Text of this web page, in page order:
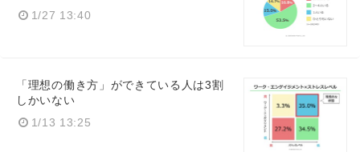
1/27 13:40
「理想の働き方」ができている人は3割
しかいない
1/13 13:25